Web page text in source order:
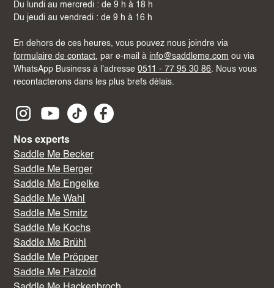
Du lundi au mercredi : de 9 h à 18 h
Du jeudi au vendredi : de 9 h à 16 h
En dehors de ces heures, vous pouvez nous joindre via
formulaire de contact, par e-mail à info@saddleme.com ou via
WhatsApp Business à l'adresse0511 - 77 95 30 86. Nous vous
recontacterons dans les plus brefs délais.
Nos experts
Saddle Me Becker
Saddle Me Berger
Saddle Me Engelke
Saddle Me Wahl
Saddle Me Smitz
Saddle Me Kochs
Saddle Me Brühl
Saddle Me Pröpper
Saddle Me Pätzold